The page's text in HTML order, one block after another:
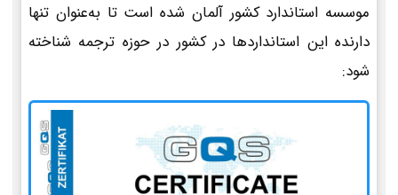
موسسه استاندارد کشور آلمان شده است تا به‌عنوان تنها
دارنده این استانداردها در کشور در حوزه ترجمه شناخته
شود: